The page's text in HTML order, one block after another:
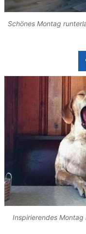
Schönes Montag
Inspirierendes